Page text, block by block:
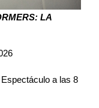
LA
a las 8